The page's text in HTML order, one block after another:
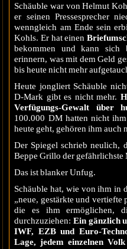
Schäuble war von Helmut
er seinen Pressesprecher
wenngleich am Ende sein
Kohls. Er hat einen
bekommen und kann sich
erinnern, was mit dem Geld
bis heute nicht mehr
Heute jongliert Schäuble
D-Mark gibt es nicht mehr.
Verfügungs-Gewalt über
100.000 DM hatten nicht
heute geht, gehören ihm auch
Der Spiegel schrieb neulich,
Beppe Grillo der gefährlichste
Das ist blanker Unfug.
Schäuble hat, wie von ihm in
„neue, gestärkte und vertiefte
die es ihm ermöglichen,
durchzuziehen:Ein gänzlich
IWF, EZB und Euro-
Lage, jedem einzelnen